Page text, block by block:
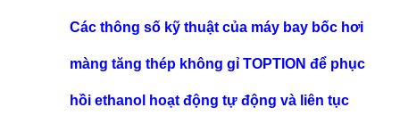
Các thông số kỹ thuật của máy bay bốc hơi
màng tăng thép không gỉ TOPTION để phục
hồi ethanol hoạt động tự động và liên tục